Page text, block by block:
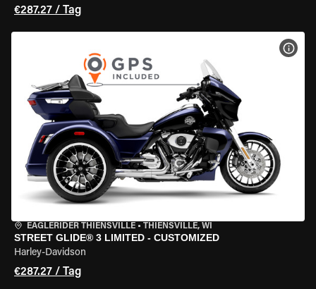
€287.27 / Tag
EAGLERIDER THIENSVILLE • THIENSVILLE, WI
STREET GLIDE® 3 LIMITED - CUSTOMIZED
Harley-Davidson
€287.27 / Tag